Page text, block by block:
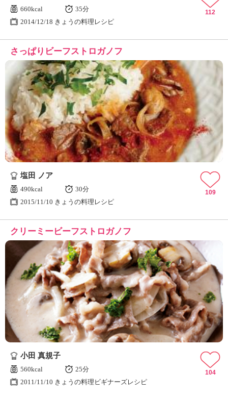
660kcal
35分
2014/12/18 きょうの料理レシピ
112
さっぱりビーフストロガノフ
塩田 ノア
490kcal
30分
2015/11/10 きょうの料理レシピ
109
クリーミービーフストロガノフ
小田 真規子
560kcal
25分
2011/11/10 きょうの料理ビギナーズレシピ
104